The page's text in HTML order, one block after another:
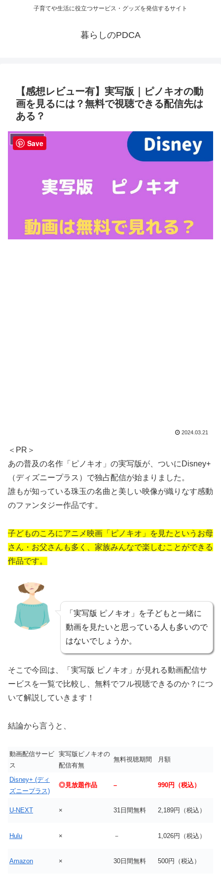
子育てや生活に役立つサービス・グッズを発信するサイト
暮らしのPDCA
【感想レビュー有】実写版｜ピノキオの動
画を見るには？無料で視聴できる配信先は
ある？
テレビ・動画
2024.03.21
＜PR＞
あの普及の名作「ピノキオ」の実写版が、ついにDisney+
（ディズニープラス）で独占配信が始まりました。
誰もが知っている珠玉の名曲と美しい映像が織りなす感動
のファンタジー作品です。
子どものころにアニメ映画「ピノキオ」を見たというお母
さん・お父さんも多く、家族みんなで楽しむことができる
作品です。
「実写版 ピノキオ」を子どもと一緒に
動画を見たいと思っている人も多いので
はないでしょうか。
そこで今回は、「実写版 ピノキオ」が見れる動画配信サ
ービスを一覧で比較し、無料でフル視聴できるのか？につ
いて解説していきます！
結論から言うと、
動画配信サービ
ス
実写版ピノキオの
配信有無
無料視聴期間 月額
Disney+ (ディ
ズニープラス)
◎見放題作品 – 990円（税込）
U-NEXT × 31日間無料 2,189円（税込）
Hulu × － 1,026円（税込）
Amazon × 30日間無料 500円（税込）
Save